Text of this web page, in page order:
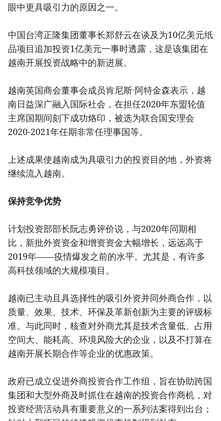
眼中更具吸引力的原因之一。
中国台湾正隆集团董事长郑舒云在谈及为10亿美元纸
品项目追加投资1亿美元一事时透露，这是该集团在
越南开展投资战略中的新进展。
越南英国商会董事会成员肯尼斯·阿特金森表示，越
南日益深广融入国际社会，在担任2020年东盟轮值
主席国期间刻下成功烙印，被选为联合国安理会
2020-2021年任期非常任理事国等。
上述成果使越南成为具吸引力的投资目的地，外资将
继续流入越南。
保持竞争优势
计划投资部部长阮志勇评价说，与2020年同期相
比，新批外资资金和增资资金大幅增长，远远高于
2019年——疫情爆发之前的水平。尤其是，有许多
高科技领域的大规模项目。
越南已主动且具选择性的吸引外资并同外商合作，以
质量、效果、技术、环保及革新创新为主要的评级标
准。与此同时，核查对外商尤其是技术含量低、占用
空间大、能耗高、环境风险大的企业，以及不打算在
越南开展长期合作等企业的优惠政策。
政府已成立促进外商投资合作工作组，旨在协助跨国
集团和大型外商及时抓住在越南的投资合作商机，对
投资经营活动具有重要意义的一系列法案得到出台；